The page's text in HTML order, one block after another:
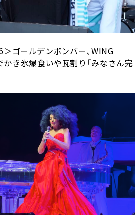
＞ゴールデンボンバー、WING
かき氷爆食いや瓦割り「みなさん完